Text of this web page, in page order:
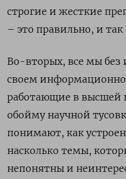
строгие и жесткие
– это правильно, и
Во-вторых, все мы без
своем
работающие в высшей
обойму научной
понимают, как
насколько темы,
непонятны и